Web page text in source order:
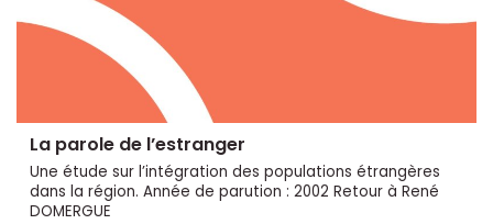
La parole de l’estranger
Une étude sur l’intégration des populations étrangères
dans la région. Année de parution : 2002 Retour à René
DOMERGUE